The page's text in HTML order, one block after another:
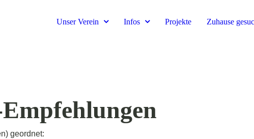
Unser Verein Infos Projekte Zuhause
geordnet: